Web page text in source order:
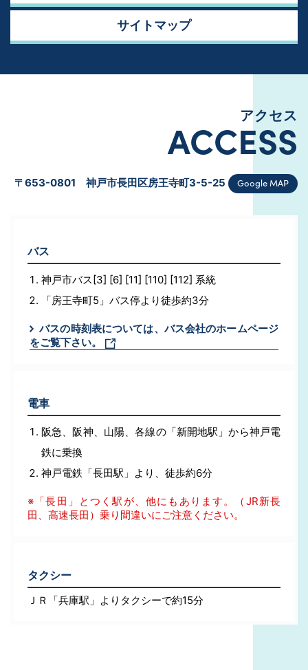
サイトマップ
アクセス
ACCESS
〒653-0801 神戸市長田区房王寺町3-5-25 Google MAP
バス
神戸市バス[3] [6] [11] [110] [112] 系統
「房王寺町5」バス停より徒歩約3分
バスの時刻表については、バス会社のホームページ
をご覧下さい。
電車
阪急、阪神、山陽、各線の「新開地駅」から神戸電
鉄に乗換
神戸電鉄「長田駅」より、徒歩約6分
※「長田」とつく駅が、他にもあります。（JR新長
田、高速長田）乗り間違いにご注意ください。
タクシー
ＪＲ「兵庫駅」よりタクシーで約15分